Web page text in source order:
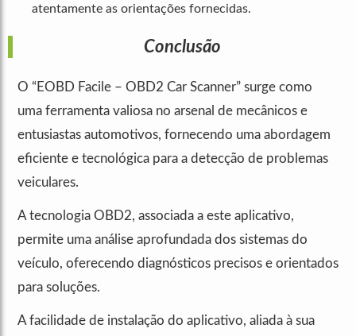
atentamente as orientações fornecidas.
Conclusão
O “EOBD Facile – OBD2 Car Scanner” surge como
uma ferramenta valiosa no arsenal de mecânicos e
entusiastas automotivos, fornecendo uma abordagem
eficiente e tecnológica para a detecção de problemas
veiculares.
A tecnologia OBD2, associada a este aplicativo,
permite uma análise aprofundada dos sistemas do
veículo, oferecendo diagnósticos precisos e orientados
para soluções.
A facilidade de instalação do aplicativo, aliada à sua